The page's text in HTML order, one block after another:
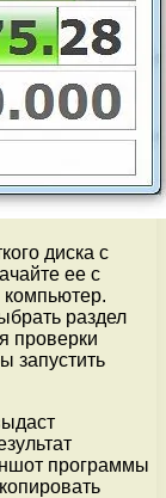
диска с
ее с
компьютер.
раздел
проверки
запустить
программы